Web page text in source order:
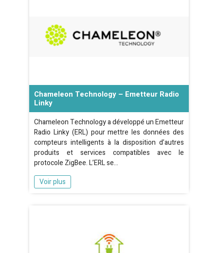
Chameleon Technology – Emetteur Radio
Linky
Chameleon Technology a développé un Emetteur
Radio Linky (ERL) pour mettre les données des
compteurs intelligents à la disposition d’autres
produits et services compatibles avec le
protocole ZigBee. L’ERL se…
Voir plus